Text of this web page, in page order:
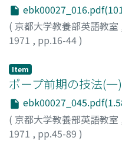
( 京都大学教養部英語教室
1971 , pp.16-44)
Item
ポープ前期の技法(
( 京都大学教養部英語教室
1971 , pp.45-89 )